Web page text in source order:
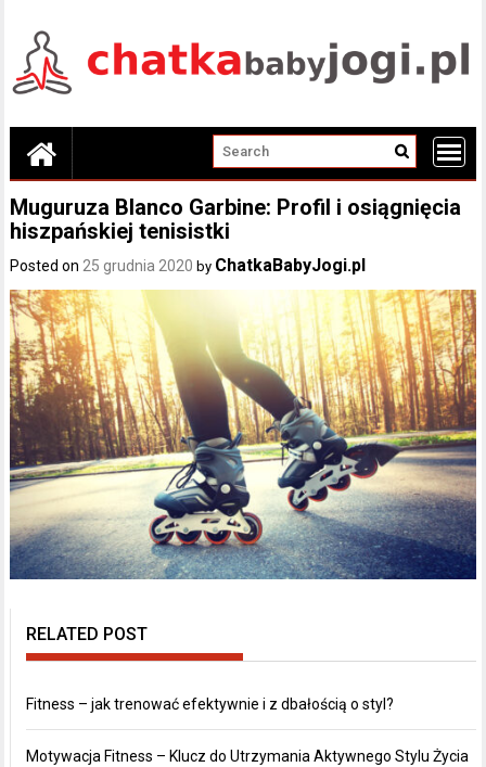
content
Muguruza Blanco Garbine: Profil i osiągnięcia
hiszpańskiej tenisistki
Posted on 25 grudnia 2020 by ChatkaBabyJogi.pl
RELATED POST
Fitness – jak trenować efektywnie i z dbałością o styl?
Motywacja Fitness – Klucz do Utrzymania Aktywnego Stylu Życia